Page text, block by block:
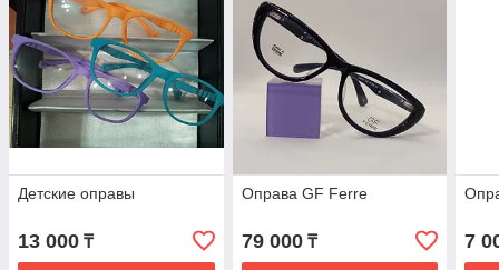
Детские оправы
13 000 ₸
Оправа GF Ferre
79 000₸ 7